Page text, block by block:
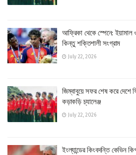
আফ্রিকা থেকে স্পেনে: ইয়ামাল
কিন্তু শক্তিশালী সংগ্রাম
July 22, 2026
জিম্বাবুয়ে সফর শেষ করে দেশে
কড়াকড়ি চ্যালেঞ্জ
July 22, 2026
ইংল্যান্ডের কিংবদন্তি কেভিন